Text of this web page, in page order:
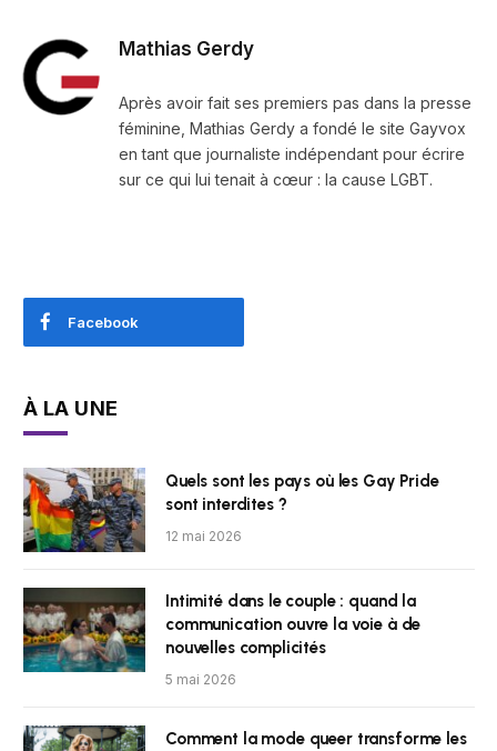
Mathias Gerdy
Après avoir fait ses premiers pas dans la presse
féminine, Mathias Gerdy a fondé le site Gayvox
en tant que journaliste indépendant pour écrire
sur ce qui lui tenait à cœur : la cause LGBT.
Facebook
À LA UNE
Quels sont les pays où les Gay Pride
sont interdites ?
12 mai 2026
Intimité dans le couple : quand la
communication ouvre la voie à de
nouvelles complicités
5 mai 2026
Comment la mode queer transforme les